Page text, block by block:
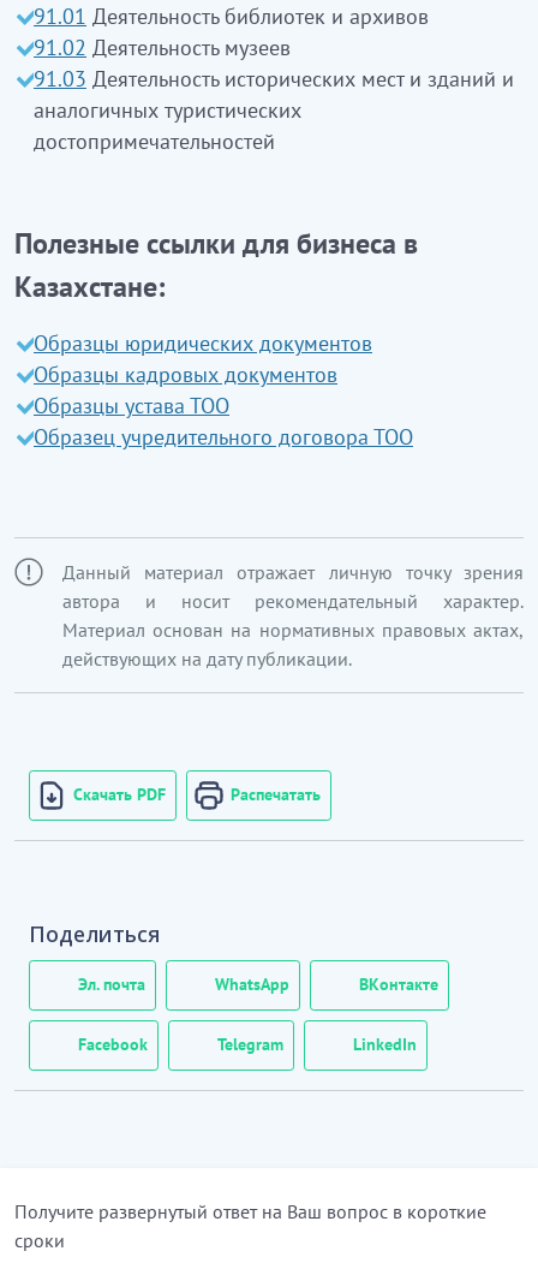
91.01 Деятельность библиотек и архивов
91.02 Деятельность музеев
91.03 Деятельность исторических мест и зданий и
аналогичных туристических
достопримечательностей
Полезные ссылки для бизнеса в
Казахстане:
Образцы юридических документов
Образцы кадровых документов
Образцы устава ТОО
Образец учредительного договора ТОО
Данный материал отражает личную точку зрения
автора и носит рекомендательный характер.
Материал основан на нормативных правовых актах,
действующих на дату публикации.
Скачать PDF Распечатать
Поделиться
Эл. почта WhatsApp ВКонтакте
Facebook Telegram LinkedIn
Получите развернутый ответ на Ваш вопрос в короткие
сроки